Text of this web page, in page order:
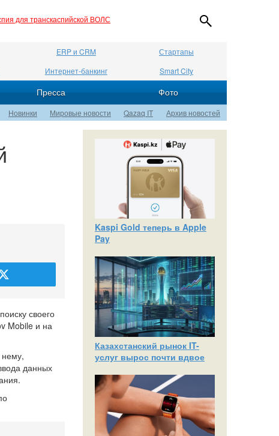
для транскаспийской ВОЛС
ERP и CRM
Стартапы
Интернет-банкинг Smart City
Пресса Фото
Новинки Мировые новости Qazaq IT Архив новостей
своего
Mobile и на
данных
Kaspi Gold теперь в Apple
Pay
Казахстанский рынок IT-
услуг вырос почти вдвое